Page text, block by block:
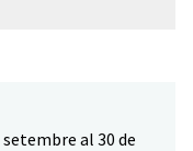
al 30 de